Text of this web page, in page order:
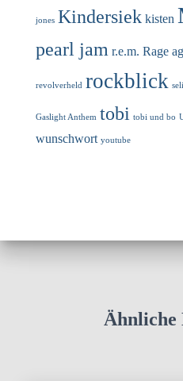
jones Kindersiek kisten
pearl jam r.e.m. Rage
revolverheld rockblick
Gaslight Anthem tobi tobi und bo
wunschwort youtube
Ähnliche